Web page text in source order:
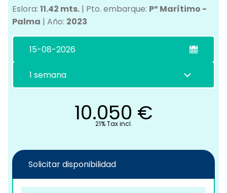
Eslora: 11.42 mts. | Pto. embarque: Pº Marítimo -
Palma | Año: 2023
10.050 €
21% Tax incl.
Solicitar disponibilidad